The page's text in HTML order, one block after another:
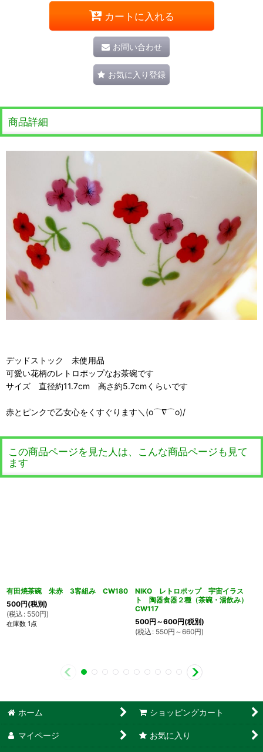
カートに入れる
お問い合わせ
お気に入り登録
商品詳細
デッドストック 未使用品
可愛い花柄のレトロポップなお茶碗です
サイズ 直径約11.7cm 高さ約5.7cmくらいです
赤とピンクで乙女心をくすぐります＼(o⌒∇⌒o)/
この商品ページを見た人は、こんな商品ページも見て
ます
有田焼茶碗 朱赤 3客組み CW180
500円(税別)
(税込 : 550円)
在庫数 1点
NIKO レトロポップ 宇宙イラス
ト 陶器食器２種（茶碗・湯飲み）
CW117
500円 ～600円(税別)
(税込 : 550円 ～660円)
ホーム ショッピングカート
マイページ お気に入り